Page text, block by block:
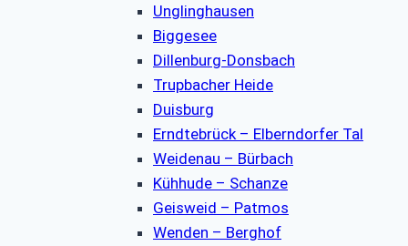
Unglinghausen
Biggesee
Dillenburg-Donsbach
Trupbacher Heide
Duisburg
Erndtebrück – Elberndorfer Tal
Weidenau – Bürbach
Kühhude – Schanze
Geisweid – Patmos
Wenden – Berghof